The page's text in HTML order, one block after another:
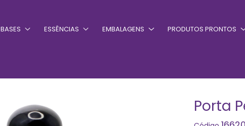
BASES ESSÊNCIAS EMBALAGENS PRODUTOS PRONTOS
Porta